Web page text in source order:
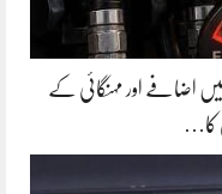
اضافے اور مہنگائی کے
کا…